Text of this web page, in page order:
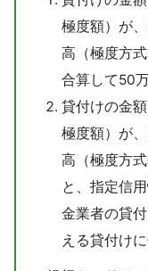
極度額）が
高（極度方
合算して50
貸付けの金
極度額）が
高（極度方
と、指定信
金業者の貸
える貸付け